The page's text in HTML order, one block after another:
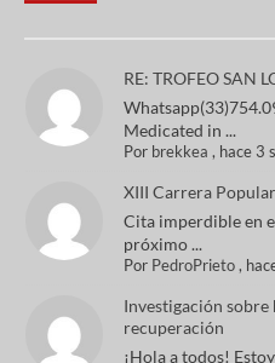
RE: TROFEO SAN
Medicated in ...
Por brekkea , hace 3
XIII Carrera
Cita imperdible en
próximo ...
Por PedroPrieto,
Investigación sobre
recuperación
¡Hola a todos!